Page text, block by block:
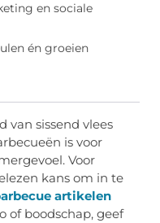
en sociale
én groeien
van sissend vlees
is voor
Voor
kans om in te
artikelen
of boodschap, geef